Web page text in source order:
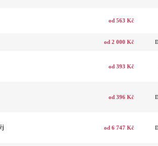
od 563 Kč
od 2 000 Kč
od 393 Kč
od 396 Kč
od 6 747 Kč